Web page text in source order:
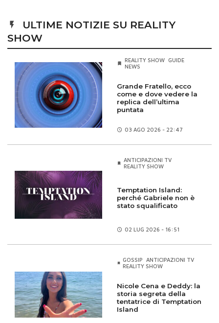
ULTIME NOTIZIE SU REALITY
SHOW
REALITY SHOW
GUIDE
NEWS
Grande Fratello, ecco
come e dove vedere la
replica dell’ultima
puntata
03 AGO 2026 - 22:47
ANTICIPAZIONI TV
REALITY SHOW
Temptation Island:
perché Gabriele non è
stato squalificato
02 LUG 2026 - 16:51
GOSSIP
ANTICIPAZIONI TV
REALITY SHOW
Nicole Cena e Deddy: la
storia segreta della
tentatrice di Temptation
Island